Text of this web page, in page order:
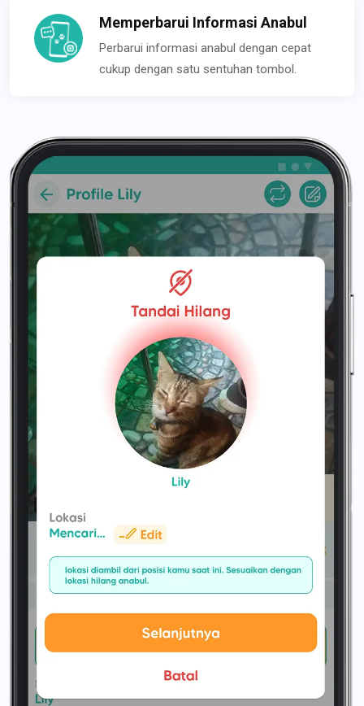
Memperbarui Informasi Anabul
Perbarui informasi anabul dengan cepat
cukup dengan satu sentuhan tombol.